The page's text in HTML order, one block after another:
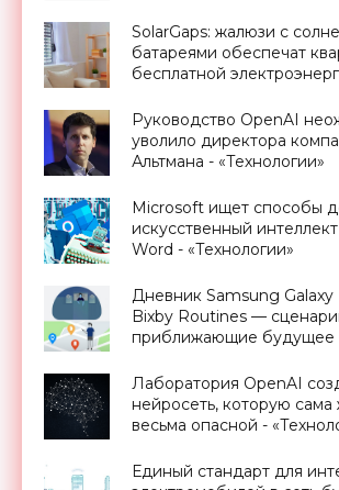
SolarGaps: жалюзи с
батареями обеспечат
бесплатной
Руководство OpenAI
уволило директора
Альтмана - «Технологии»
Microsoft ищет способы
искусственный
Word - «Технологии»
Дневник Samsung
Bixby Routines —
приближающие будущее
Лаборатория OpenAI
нейросеть, которую сама
весьма опасной -
Единый стандарт для